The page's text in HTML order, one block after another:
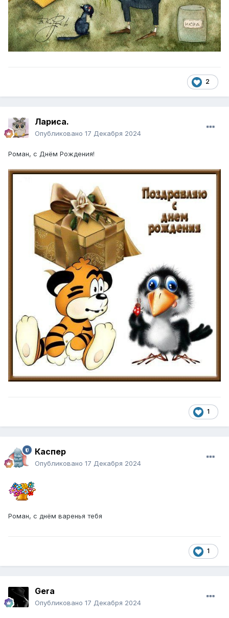
2
Лариса.
Опубликовано 17 Декабря 2024
Роман, с Днём Рождения!
1
Каспер
Опубликовано 17 Декабря 2024
Роман, с днём варенья тебя
1
Gera
Опубликовано 17 Декабря 2024